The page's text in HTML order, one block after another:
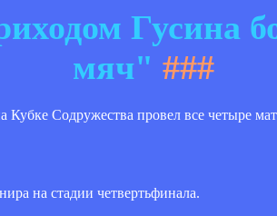
Гусина
мяч" ###
Содружества провел все четыре
на стадии четвертьфинала.